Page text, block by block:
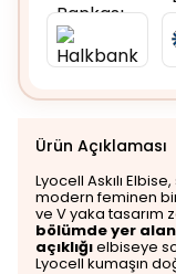
Ürün Açıklaması
Lyocell Askılı
modern feminen bir
ve V yaka tasarım
bölümde yer
açıklığıelbiseye
Lyocell kumaşın